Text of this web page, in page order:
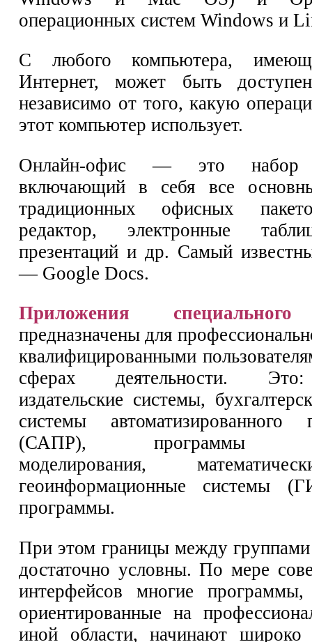
операционных систем Windows и
С любого компьютера,
Интернет, может быть
независимо от того, какую
этот компьютер использует.
Онлайн-офис — это набор
включающий в себя все
традиционных офисных
редактор, электронные
презентаций и др. Самый
— Google Docs.
Приложения специального
предназначены для
квалифицированными
сферах деятельности.
издательские системы,
системы автоматизированного
(САПР), программы
моделирования,
геоинформационные системы
программы.
При этом границы между
достаточно условны. По мере
интерфейсов многие программы,
ориентированные на
иной области, начинают широко